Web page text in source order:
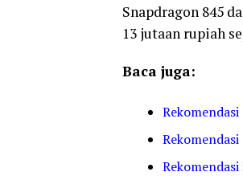
Snapdragon 845
13 jutaan rupiah
Baca juga: